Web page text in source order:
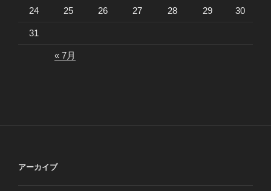
24 25 26 27 28 29 30
31
« 7月
アーカイブ